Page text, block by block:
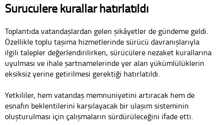
Sürücülere kurallar hatırlatıldı
Toplantıda vatandaşlardan gelen şikâyetler de gündeme geldi.
Özellikle toplu taşıma hizmetlerinde sürücü davranışlarıyla
ilgili talepler değerlendirilirken, sürücülere nezaket kurallarına
uyulması ve ihale şartnamelerinde yer alan yükümlülüklerin
eksiksiz yerine getirilmesi gerektiği hatırlatıldı.
Yetkililer, hem vatandaş memnuniyetini artıracak hem de
esnafın beklentilerini karşılayacak bir ulaşım sisteminin
oluşturulması için çalışmaların sürdürüleceğini ifade etti.